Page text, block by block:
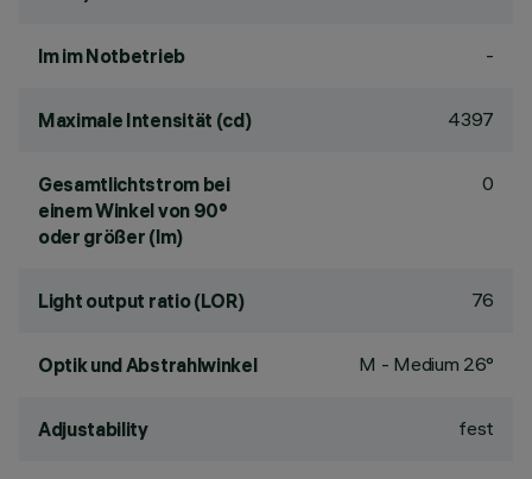
lm im Notbetrieb -
Maximale Intensität (cd) 4397
Gesamtlichtstrom bei
einem Winkel von 90°
oder größer (lm)
0
Light output ratio (LOR) 76
Optik und Abstrahlwinkel M - Medium 26°
Adjustability fest